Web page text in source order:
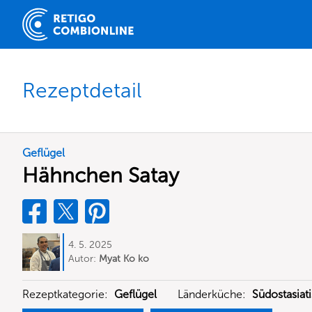
Rezeptdetail
Geflügel
Hähnchen Satay
4. 5. 2025
Autor: Myat Ko ko
Rezeptkategorie: Geflügel Länderküche: